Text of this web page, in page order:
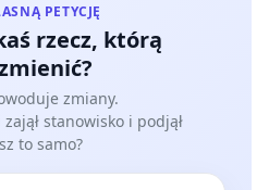
PETYCJĘ
rzecz, którą
zmiany.
stanowisko i podjął
to samo?